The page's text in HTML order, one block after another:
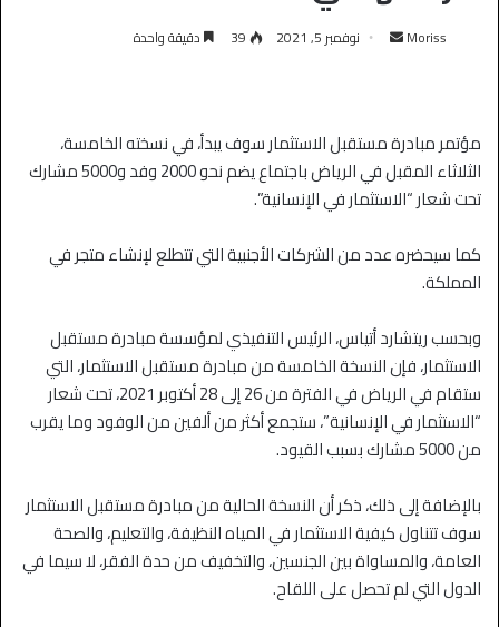
Moriss نوفمبر 5, 2021 39 دقيقة واحدة
مؤتمر مبادرة مستقبل الاستثمار سوف يبدأ، في نسخته الخامسة،
الثلاثاء المقبل في الرياض باجتماع يضم نحو 2000 وفد و5000 مشارك
تحت شعار “الاستثمار في الإنسانية”.
كما سيحضره عدد من الشركات الأجنبية التي تتطلع لإنشاء متجر في
المملكة.
وبحسب ريتشارد أتياس، الرئيس التنفيذي لمؤسسة مبادرة مستقبل
الاستثمار، فإن النسخة الخامسة من مبادرة مستقبل الاستثمار، التي
ستقام في الرياض في الفترة من 26 إلى 28 أكتوبر 2021، تحت شعار
“الاستثمار في الإنسانية”، ستجمع أكثر من ألفين من الوفود وما يقرب
من 5000 مشارك بسبب القيود.
بالإضافة إلى ذلك، ذكر أن النسخة الحالية من مبادرة مستقبل الاستثمار
سوف تتناول كيفية الاستثمار في المياه النظيفة، والتعليم، والصحة
العامة، والمساواة بين الجنسين، والتخفيف من حدة الفقر، لا سيما في
الدول التي لم تحصل على اللقاح.